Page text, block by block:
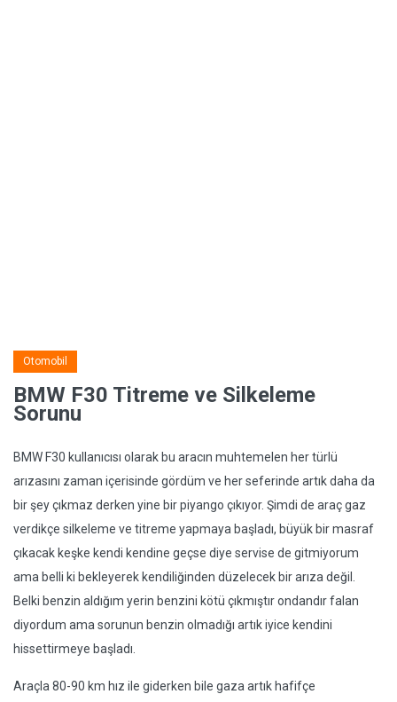
Otomobil
BMW F30 Titreme ve Silkeleme
Sorunu
BMW F30 kullanıcısı olarak bu aracın muhtemelen her türlü
arızasını zaman içerisinde gördüm ve her seferinde artık daha da
bir şey çıkmaz derken yine bir piyango çıkıyor. Şimdi de araç gaz
verdikçe silkeleme ve titreme yapmaya başladı, büyük bir masraf
çıkacak keşke kendi kendine geçse diye servise de gitmiyorum
ama belli ki bekleyerek kendiliğinden düzelecek bir arıza değil.
Belki benzin aldığım yerin benzini kötü çıkmıştır ondandır falan
diyordum ama sorunun benzin olmadığı artık iyice kendini
hissettirmeye başladı.
Araçla 80-90 km hız ile giderken bile gaza artık hafifçe